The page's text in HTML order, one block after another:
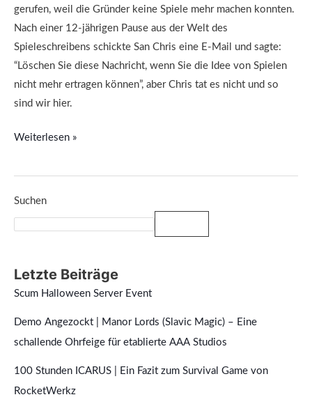
gerufen, weil die Gründer keine Spiele mehr machen konnten.
Nach einer 12-jährigen Pause aus der Welt des
Spieleschreibens schickte San Chris eine E-Mail und sagte:
“Löschen Sie diese Nachricht, wenn Sie die Idee von Spielen
nicht mehr ertragen können”, aber Chris tat es nicht und so
sind wir hier.
Weiterlesen »
Suchen
Letzte Beiträge
Scum Halloween Server Event
Demo Angezockt | Manor Lords (Slavic Magic) – Eine
schallende Ohrfeige für etablierte AAA Studios
100 Stunden ICARUS | Ein Fazit zum Survival Game von
RocketWerkz